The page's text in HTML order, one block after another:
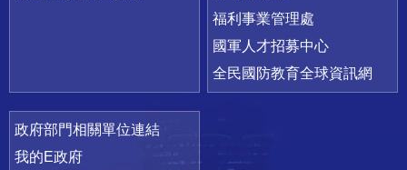
福利事業管理處
國軍人才招募中心
全民國防教育全球資訊網
政府部門相關單位連結
我的E政府